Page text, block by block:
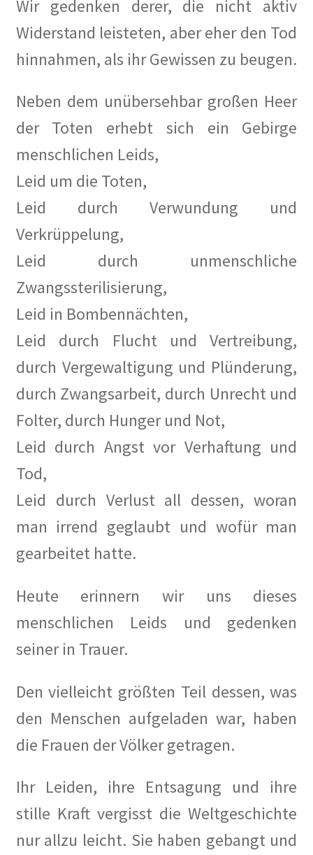
Weg mit den Bausünden, die unser schönes Berlin
verschandeln!
Mein Konto
Newsletter
Partnerveranstaltungen
Printangebot
Anzeigenpreisliste
Buchempfehlungen
Der Kurier
Kalender 2020
Newsletter
2019
Privacy Policy
Spurensuche
BEETHOVEN…bei uns in der Berliner Künstlerkolonie
Berlin Rundgänge
Veranstaltungsplan
Wir gedenken derer, die nicht aktiv
Widerstand leisteten, aber eher den Tod
hinnahmen, als ihr Gewissen zu beugen.
Neben dem unübersehbar großen Heer
der Toten erhebt sich ein Gebirge
menschlichen Leids,
Leid um die Toten,
Leid durch Verwundung und
Verkrüppelung,
Leid durch unmenschliche
Zwangssterilisierung,
Leid in Bombennächten,
Leid durch Flucht und Vertreibung,
durch Vergewaltigung und Plünderung,
durch Zwangsarbeit, durch Unrecht und
Folter, durch Hunger und Not,
Leid durch Angst vor Verhaftung und
Tod,
Leid durch Verlust all dessen, woran
man irrend geglaubt und wofür man
gearbeitet hatte.
Heute erinnern wir uns dieses
menschlichen Leids und gedenken
seiner in Trauer.
Den vielleicht größten Teil dessen, was
den Menschen aufgeladen war, haben
die Frauen der Völker getragen.
Ihr Leiden, ihre Entsagung und ihre
stille Kraft vergisst die Weltgeschichte
nur allzu leicht. Sie haben gebangt und